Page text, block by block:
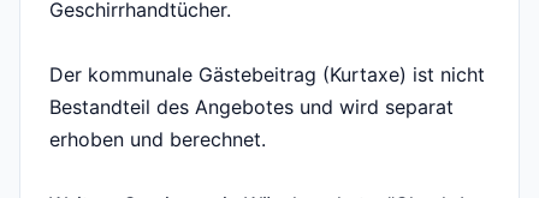
Geschirrhandtücher.
Der kommunale Gästebeitrag (Kurtaxe) ist nicht
Bestandteil des Angebotes und wird separat
erhoben und berechnet.